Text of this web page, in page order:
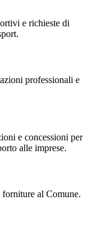
e richieste di
professionali e
e concessioni per
alle imprese.
al Comune.